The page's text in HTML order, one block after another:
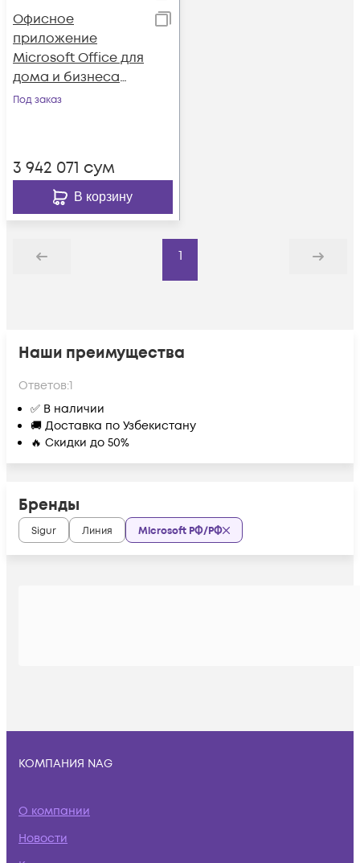
Офисное
приложение
Microsoft Office для
дома и бизнеса
2019 (BOX)
Под заказ
3 942 071 сум
В корзину
Назад
1
Дальше
Наши преимущества
Ответов:1
✅ В наличии
🚚 Доставка по Узбекистану
🔥 Скидки до 50%
Бренды
Sigur Линия Microsoft РФ/РФ
КОМПАНИЯ NAG
О компании
Новости